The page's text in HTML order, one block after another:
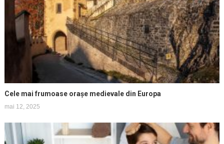
Cele mai frumoase orașe medievale din Europa
mai 12, 2025